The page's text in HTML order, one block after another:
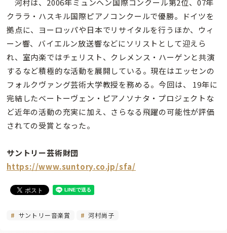
河村は、2006年ミュンヘン国際コンクール第2位、07年
クララ・ハスキル国際ピアノコンクールで優勝。ドイツを
拠点に、ヨーロッパや日本でリサイタルを行うほか、ウィ
ーン響、バイエルン放送響などにソリストとして迎えら
れ、室内楽ではチェリスト、クレメンス・ハーゲンと共演
するなど積極的な活動を展開している。現在はエッセンの
フォルクヴァング芸術大学教授を務める。今回は、 19年に
完結したベートーヴェン・ピアノソナタ・プロジェクトな
ど近年の活動の充実に加え、さらなる飛躍の可能性が評価
されての受賞となった。
サントリー芸術財団
https://www.suntory.co.jp/sfa/
サントリー音楽賞 河村尚子